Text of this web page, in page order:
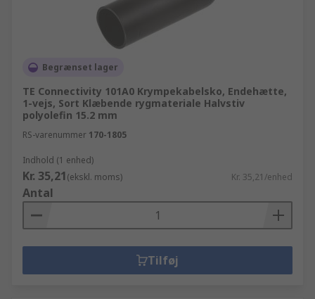
Begrænset lager
TE Connectivity 101A0 Krympekabelsko, Endehætte,
1-vejs, Sort Klæbende rygmateriale Halvstiv
polyolefin 15.2 mm
RS-varenummer 170-1805
Indhold (1 enhed)
Kr. 35,21(ekskl. moms) Kr. 35,21/enhed
Antal
Tilføj